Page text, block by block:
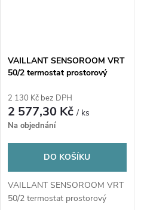
VAILLANT SENSOROOM VRT
50/2 termostat prostorový
2 130 Kč bez DPH
2 577,30 Kč/ ks
Na objednání
DO KOŠÍKU
VAILLANT SENSOROOM VRT
50/2 termostat prostorový